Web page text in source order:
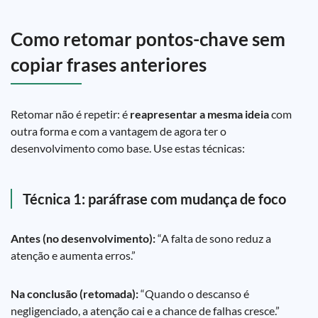
Como retomar pontos-chave sem
copiar frases anteriores
Retomar não é repetir: é reapresentar a mesma ideiacom
outra forma e com a vantagem de agora ter o
desenvolvimento como base. Use estas técnicas:
Técnica 1: paráfrase com mudança de foco
Antes (no desenvolvimento):“A falta de sono reduz a
atenção e aumenta erros.”
Na conclusão (retomada):“Quando o descanso é
negligenciado, a atenção cai e a chance de falhas cresce.”